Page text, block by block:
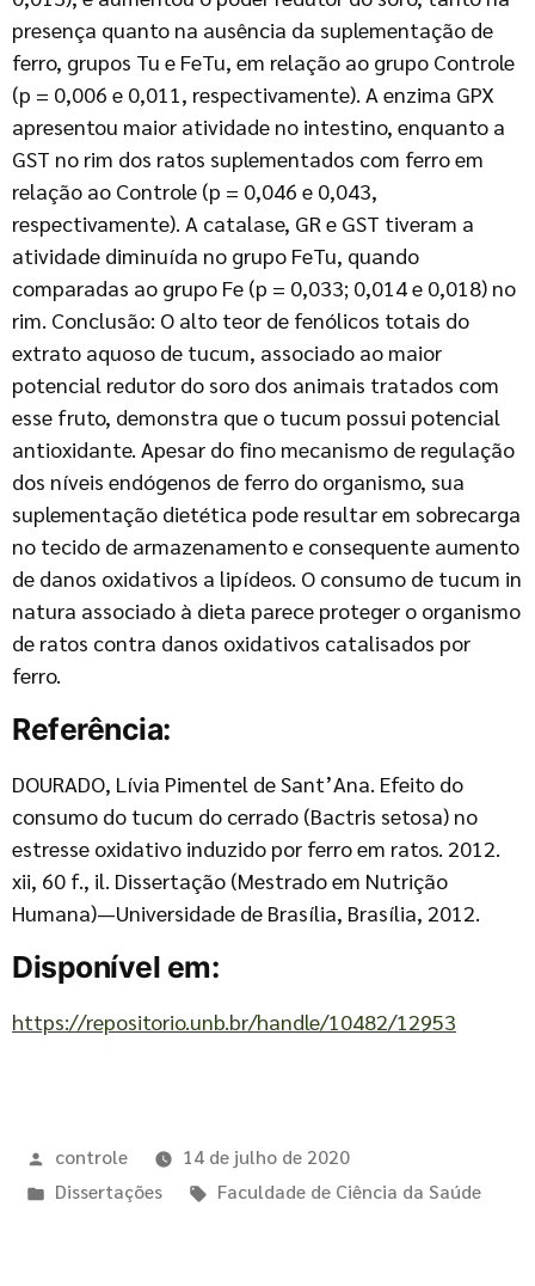
presença quanto na ausência da suplementação de
ferro, grupos Tu e FeTu, em relação ao grupo Controle
(p = 0,006 e 0,011, respectivamente). A enzima GPX
apresentou maior atividade no intestino, enquanto a
GST no rim dos ratos suplementados com ferro em
relação ao Controle (p = 0,046 e 0,043,
respectivamente). A catalase, GR e GST tiveram a
atividade diminuída no grupo FeTu, quando
comparadas ao grupo Fe (p = 0,033; 0,014 e 0,018) no
rim. Conclusão: O alto teor de fenólicos totais do
extrato aquoso de tucum, associado ao maior
potencial redutor do soro dos animais tratados com
esse fruto, demonstra que o tucum possui potencial
antioxidante. Apesar do fino mecanismo de regulação
dos níveis endógenos de ferro do organismo, sua
suplementação dietética pode resultar em sobrecarga
no tecido de armazenamento e consequente aumento
de danos oxidativos a lipídeos. O consumo de tucum in
natura associado à dieta parece proteger o organismo
de ratos contra danos oxidativos catalisados por
ferro.
Referência:
DOURADO, Lívia Pimentel de Sant’Ana. Efeito do
consumo do tucum do cerrado (Bactris setosa) no
estresse oxidativo induzido por ferro em ratos. 2012.
xii, 60 f., il. Dissertação (Mestrado em Nutrição
Humana)—Universidade de Brasília, Brasília, 2012.
Disponível em:
https://repositorio.unb.br/handle/10482/12953
controle
14 de julho de 2020
Dissertações
Faculdade de Ciência da Saúde